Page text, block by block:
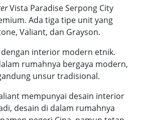
Vista Paradise Serpong City
Ada tiga tipe unit yang
Valiant, dan Grayson.
interior modern etnik.
rumahnya bergaya modern,
unsur tradisional.
mempunyai desain interior
desain di dalam rumahnya